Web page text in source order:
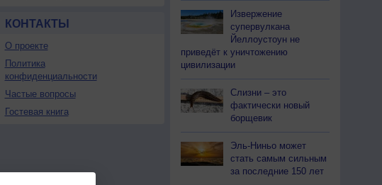
КОНТАКТЫ
О проекте
Политика
конфиденциальности
Частые вопросы
Гостевая книга
Извержение
супервулкана
Йеллоустоун не
приведёт к уничтожению
цивилизации
Слизни – это
фактически новый
борщевик
Эль-Ниньо может
стать самым сильным
за последние 150 лет